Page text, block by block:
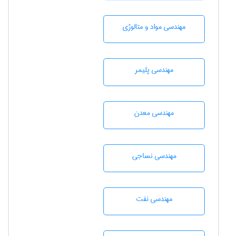
مهندسی مواد و متالوژی
مهندسی پليمر
مهندسی معدن
مهندسي نساجی
مهندسی نفت